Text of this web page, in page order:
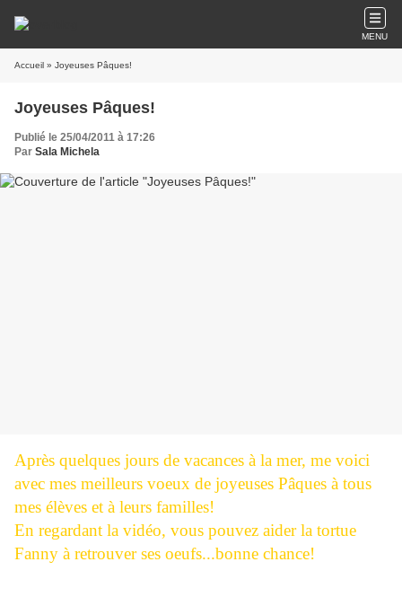
MENU
Accueil » Joyeuses Pâques!
Joyeuses Pâques!
Publié le 25/04/2011 à 17:26
Par Sala Michela
Après quelques jours de vacances à la mer, me voici
avec mes meilleurs voeux de joyeuses Pâques à tous
mes élèves et à leurs familles!
En regardant la vidéo, vous pouvez aider la tortue
Fanny à retrouver ses oeufs...bonne chance!